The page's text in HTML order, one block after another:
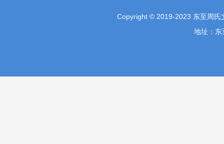
Copyright © 2019-2023 东至周
地址：